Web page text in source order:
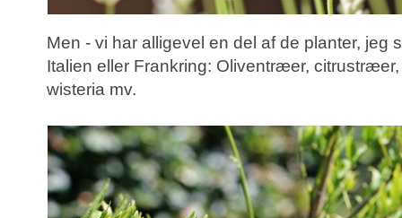
Men - vi har alligevel en del af de planter, jeg
Italien eller Frankring: Oliventræer,
wisteria mv.